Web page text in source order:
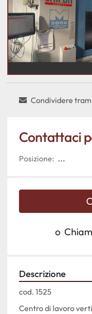
Condividere
Contattaci
Posizione: ...
o
Descrizione
cod. 1525
Centro di lavoro